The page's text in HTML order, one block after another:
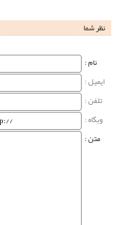
نظر شما
نام‌ :
ایمیل :
تلفن :
وبگاه‌ :
متن :